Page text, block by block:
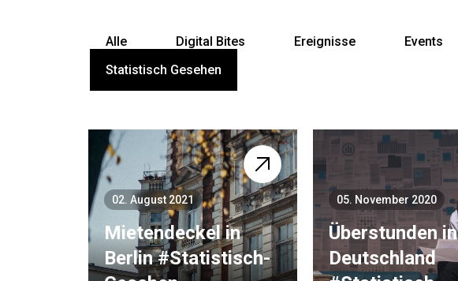
Alle Digital Bites Ereignisse Events
Statistisch Gesehen
02. August 2021
Mietendeckel in
Berlin #Statistisch­
05. November 2020
Über­stunden in
Deutsch­land